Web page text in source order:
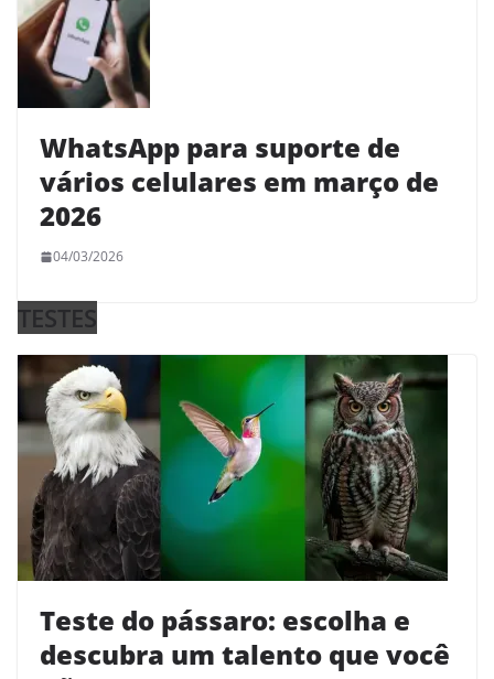
WhatsApp para suporte de
vários celulares em março de
2026
04/03/2026
TESTES
Teste do pássaro: escolha e
descubra um talento que você